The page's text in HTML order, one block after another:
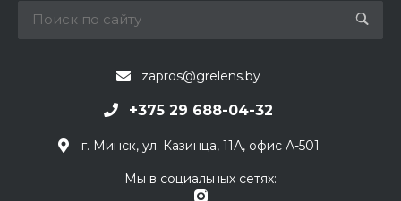
zapros@grelens.by
+375 29 688-04-32
г. Минск, ул. Казинца, 11А, офис А-501
Мы в социальных сетях: